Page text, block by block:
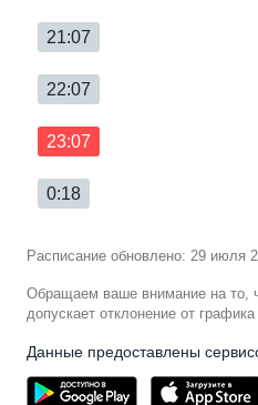
21:07
22:07
23:07
0:18
Расписание обновлено: 29 июля
Обращаем ваше внимание на то,
допускает отклонение от
Данные предоставлены